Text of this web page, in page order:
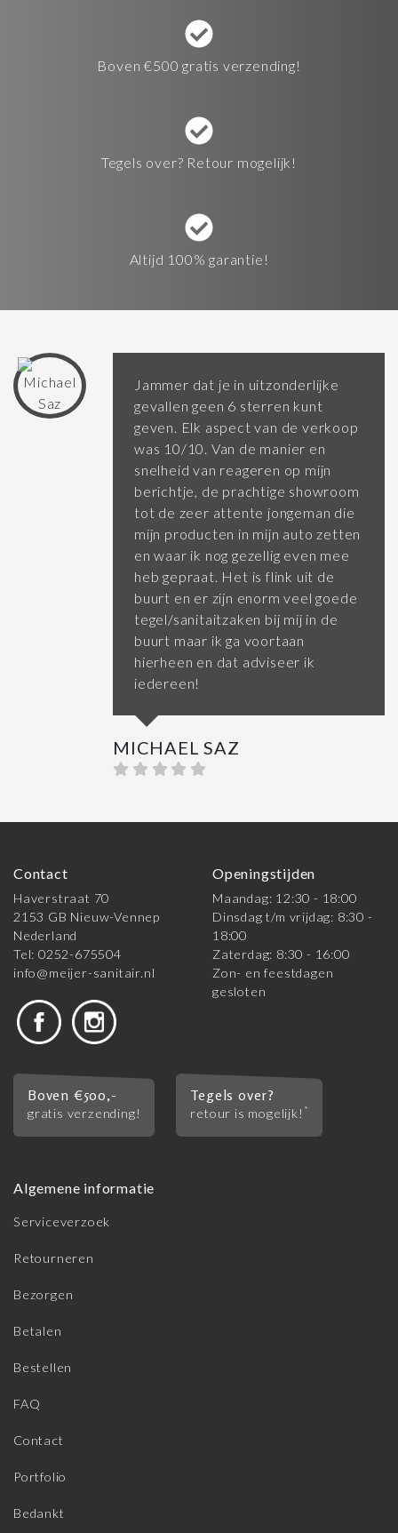
Boven €500 gratis verzending!
Tegels over? Retour mogelijk!
Altijd 100% garantie!
Jammer dat je in uitzonderlijke
gevallen geen 6 sterren kunt
geven. Elk aspect van de verkoop
was 10/10. Van de manier en
snelheid van reageren op mijn
berichtje, de prachtige showroom
tot de zeer attente jongeman die
mijn producten in mijn auto zetten
en waar ik nog gezellig even mee
heb gepraat. Het is flink uit de
buurt en er zijn enorm veel goede
tegel/sanitaitzaken bij mij in de
buurt maar ik ga voortaan
hierheen en dat adviseer ik
iedereen!
MICHAEL SAZ
Contact
Haverstraat 70
2153 GB Nieuw-Vennep
Nederland
Tel: 0252-675504
info@meijer-sanitair.nl
Openingstijden
Maandag: 12:30 - 18:00
Dinsdag t/m vrijdag: 8:30 -
18:00
Zaterdag: 8:30 - 16:00
Zon- en feestdagen
gesloten
Boven €500,-
gratis verzending!
Tegels over?
retour is mogelijk! *
Algemene informatie
Serviceverzoek
Retourneren
Bezorgen
Betalen
Bestellen
FAQ
Contact
Portfolio
Bedankt